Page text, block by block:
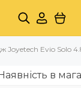
Joyetech Evio Solo
в